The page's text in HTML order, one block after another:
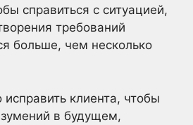
справиться с ситуацией,
требований
больше, чем несколько
клиента, чтобы
в будущем,